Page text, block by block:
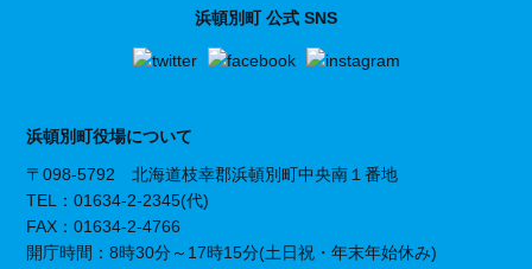
浜頓別町役場について
〒098-5792 北海道枝幸郡浜頓別町中央南１番地
TEL：01634-2-2345(代)
FAX：01634-2-4766
開庁時間：8時30分～17時15分(土日祝・年末年始休み)
浜頓別町 公式 SNS